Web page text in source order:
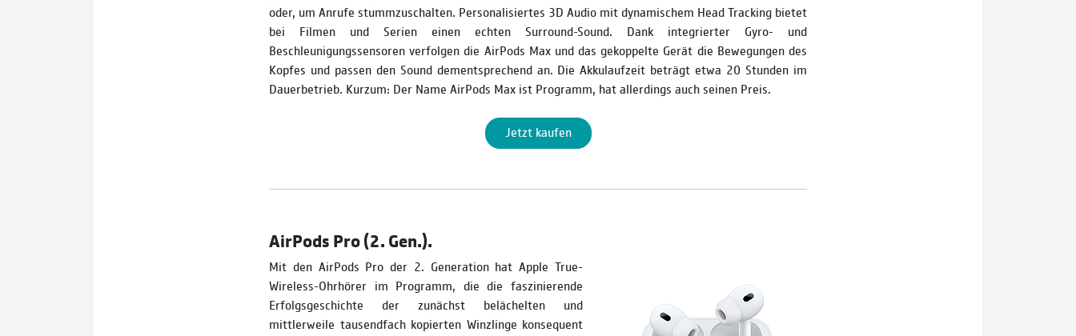
oder, um Anrufe stummzuschalten. Personalisiertes 3D Audio mit dynamischem Head Tracking bietet
bei Filmen und Serien einen echten Surround-­Sound. Dank integrierter Gyro-­ und
Beschleunigungssensoren verfolgen die AirPods Max und das gekoppelte Gerät die Bewegungen des
Kopfes und passen den Sound dementsprechend an. Die Akkulaufzeit beträgt etwa 20 Stunden im
Dauerbetrieb. Kurzum: Der Name AirPods Max ist Programm, hat allerdings auch seinen Preis.
Jetzt kaufen
AirPods Pro (2. Gen.).
Mit den AirPods Pro der 2. Generation hat Apple True­-
Wireless­-Ohrhörer im Programm, die die faszinierende
Erfolgsgeschichte der zunächst belächelten und
mittlerweile tausendfach kopierten Winzlinge konsequent